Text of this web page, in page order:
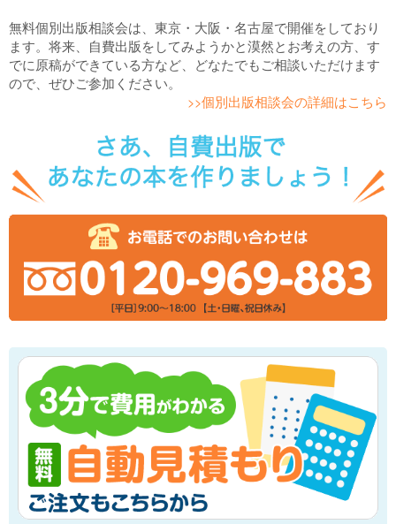
無料個別出版相談会は、東京・大阪・名古屋で開催をしており
ます。将来、自費出版をしてみようかと漠然とお考えの方、す
でに原稿ができている方など、どなたでもご相談いただけます
ので、ぜひご参加ください。
>>個別出版相談会の詳細はこちら